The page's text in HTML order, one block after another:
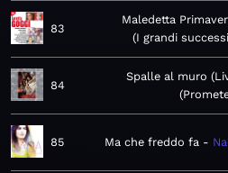
83
Maledetta
I grandi
84
Spalle al muro
85 Ma che freddo fa